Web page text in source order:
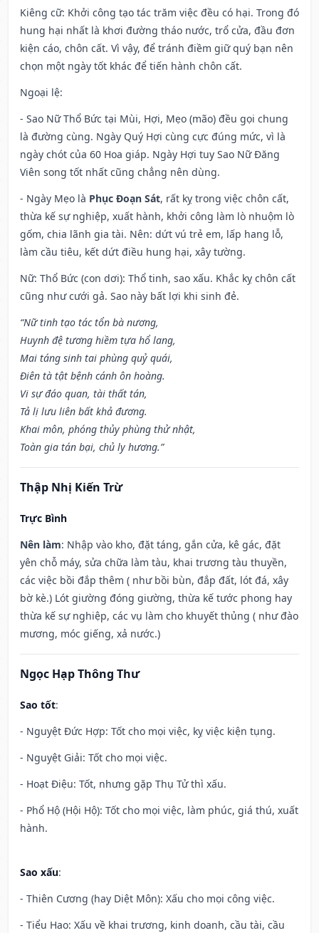
Kiêng cữ: Khởi công tạo tác trăm việc đều có hại. Trong đó
hung hại nhất là khơi đường tháo nước, trổ cửa, đầu đơn
kiện cáo, chôn cất. Vì vậy, để tránh điềm giữ quý bạn nên
chọn một ngày tốt khác để tiến hành chôn cất.
Ngoại lệ:
- Sao Nữ Thổ Bức tại Mùi, Hợi, Mẹo (mão) đều gọi chung
là đường cùng. Ngày Quý Hợi cùng cực đúng mức, vì là
ngày chót của 60 Hoa giáp. Ngày Hợi tuy Sao Nữ Đăng
Viên song tốt nhất cũng chẳng nên dùng.
- Ngày Mẹo là Phục Đoạn Sát, rất kỵ trong việc chôn cất,
thừa kế sự nghiệp, xuất hành, khởi công làm lò nhuộm lò
gốm, chia lãnh gia tài. Nên: dứt vú trẻ em, lấp hang lỗ,
làm cầu tiêu, kết dứt điều hung hại, xây tường.
Nữ: Thổ Bức (con dơi): Thổ tinh, sao xấu. Khắc kỵ chôn cất
cũng như cưới gả. Sao này bất lợi khi sinh đẻ.
“Nữ tinh tạo tác tổn bà nương,
Huynh đệ tương hiềm tựa hổ lang,
Mai táng sinh tai phùng quỷ quái,
Điên tà tật bệnh cánh ôn hoàng.
Vi sự đáo quan, tài thất tán,
Tả lị lưu liên bất khả đương.
Khai môn, phóng thủy phùng thử nhật,
Toàn gia tán bại, chủ ly hương.”
Thập Nhị Kiến Trừ
Trực Bình
Nên làm: Nhập vào kho, đặt táng, gắn cửa, kê gác, đặt
yên chỗ máy, sửa chữa làm tàu, khai trương tàu thuyền,
các việc bồi đắp thêm ( như bồi bùn, đắp đất, lót đá, xây
bờ kè.) Lót giường đóng giường, thừa kế tước phong hay
thừa kế sự nghiệp, các vụ làm cho khuyết thủng ( như đào
mương, móc giếng, xả nước.)
Ngọc Hạp Thông Thư
Sao tốt:
- Nguyệt Đức Hợp: Tốt cho mọi việc, kỵ việc kiện tụng.
- Nguyệt Giải: Tốt cho mọi việc.
- Hoạt Điệu: Tốt, nhưng gặp Thụ Tử thì xấu.
- Phổ Hộ (Hội Hộ): Tốt cho mọi việc, làm phúc, giá thú, xuất
hành.
Sao xấu:
- Thiên Cương (hay Diệt Môn): Xấu cho mọi công việc.
- Tiểu Hao: Xấu về khai trương, kinh doanh, cầu tài, cầu